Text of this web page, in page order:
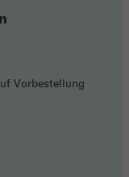
Vorbestellung